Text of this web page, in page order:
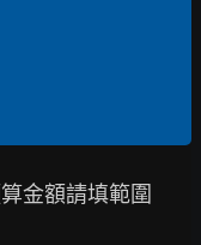
金額請填範圍